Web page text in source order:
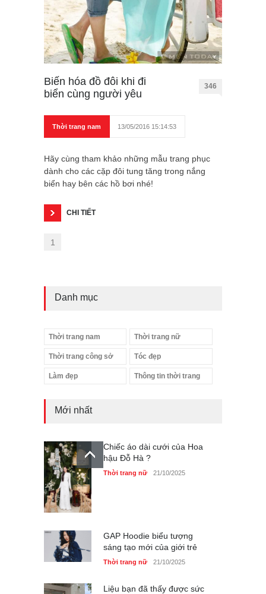
Biến hóa đồ đôi khi đi
biển cùng người yêu
346
Thời trang nam 13/05/2016 15:14:53
Hãy cùng tham khảo những mẫu trang phục
dành cho các cặp đôi tung tăng trong nắng
biển hay bên các hồ bơi nhé!
CHI TIẾT
1
Danh mục
Thời trang nam Thời trang nữ
Thời trang công sở Tóc đẹp
Làm đẹp Thông tin thời trang
Mới nhất
Chiếc áo dài cưới của Hoa
hậu Đỗ Hà ?
Thời trang nữ 21/10/2025
GAP Hoodie biểu tượng
sáng tạo mới của giới trẻ
Thời trang nữ 21/10/2025
Liệu bạn đã thấy được sức